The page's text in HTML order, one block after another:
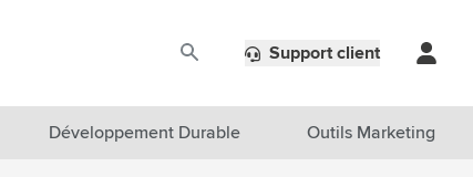
Support client
Développement Durable Outils Marketing